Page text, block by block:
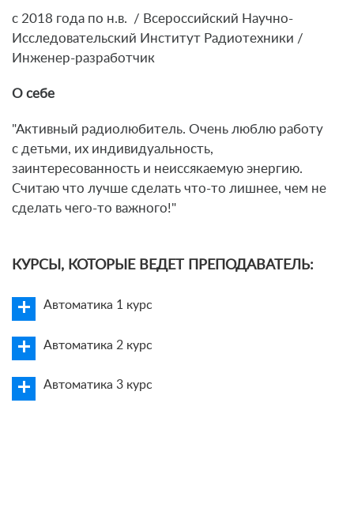
с 2018 года по н.в. / Всероссийский Научно-
Исследовательский Институт Радиотехники /
Инженер-разработчик
О себе
"Активный радиолюбитель. Очень люблю работу
с детьми, их индивидуальность,
заинтересованность и неиссякаемую энергию.
Считаю что лучше сделать что-то лишнее, чем не
сделать чего-то важного!"
КУРСЫ, КОТОРЫЕ ВЕДЕТ ПРЕПОДАВАТЕЛЬ:
Автоматика 1 курс
Автоматика 2 курс
Автоматика 3 курс